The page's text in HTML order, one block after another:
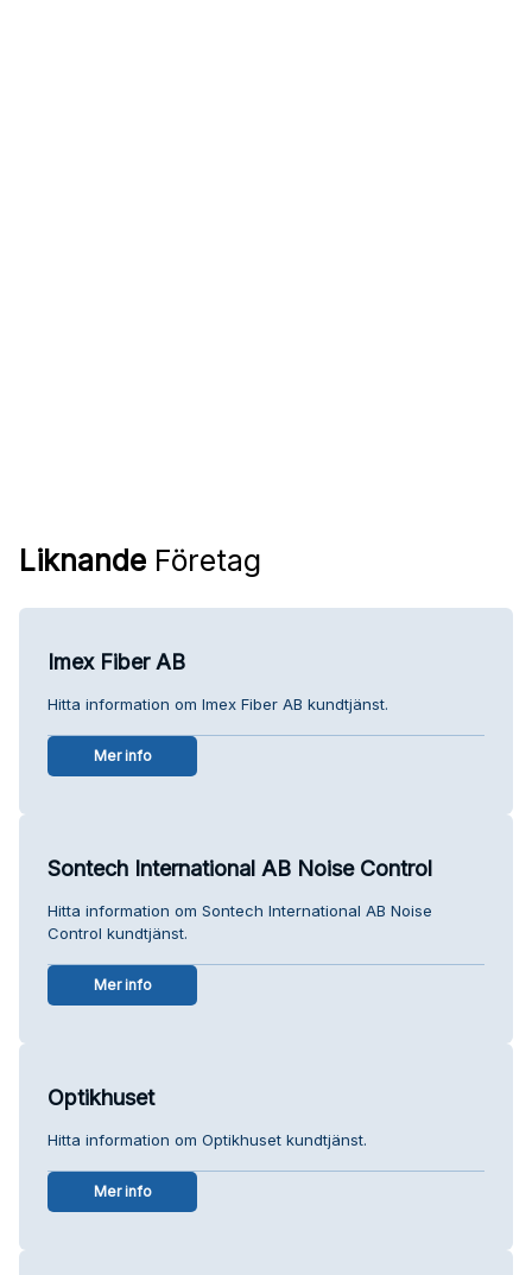
Liknande Företag
Imex Fiber AB
Hitta information om Imex Fiber AB kundtjänst.
Mer info
Sontech International AB Noise Control
Hitta information om Sontech International AB Noise
Control kundtjänst.
Mer info
Optikhuset
Hitta information om Optikhuset kundtjänst.
Mer info